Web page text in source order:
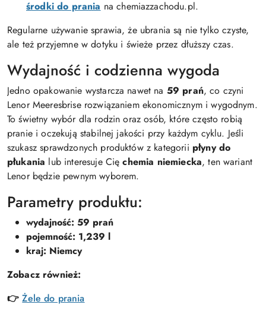
środki do prania na chemiazzachodu.pl.
Regularne używanie sprawia, że ubrania są nie tylko czyste,
ale też przyjemne w dotyku i świeże przez dłuższy czas.
Wydajność i codzienna wygoda
Jedno opakowanie wystarcza nawet na 59 prań, co czyni
Lenor Meeresbrise rozwiązaniem ekonomicznym i wygodnym.
To świetny wybór dla rodzin oraz osób, które często robią
pranie i oczekują stabilnej jakości przy każdym cyklu. Jeśli
szukasz sprawdzonych produktów z kategorii płyny do
płukania lub interesuje Cięchemia niemiecka, ten wariant
Lenor będzie pewnym wyborem.
Parametry produktu:
wydajność: 59 prań
pojemność: 1,239 l
kraj: Niemcy
Zobacz również:
👉 Żele do prania